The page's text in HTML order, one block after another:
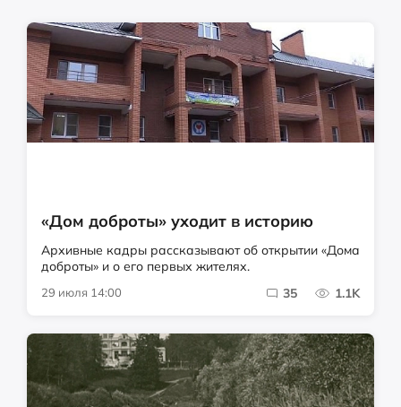
«Дом доброты» уходит в историю
Архивные кадры рассказывают об открытии «Дома
доброты» и о его первых жителях.
29 июля 14:00 35 1.1K